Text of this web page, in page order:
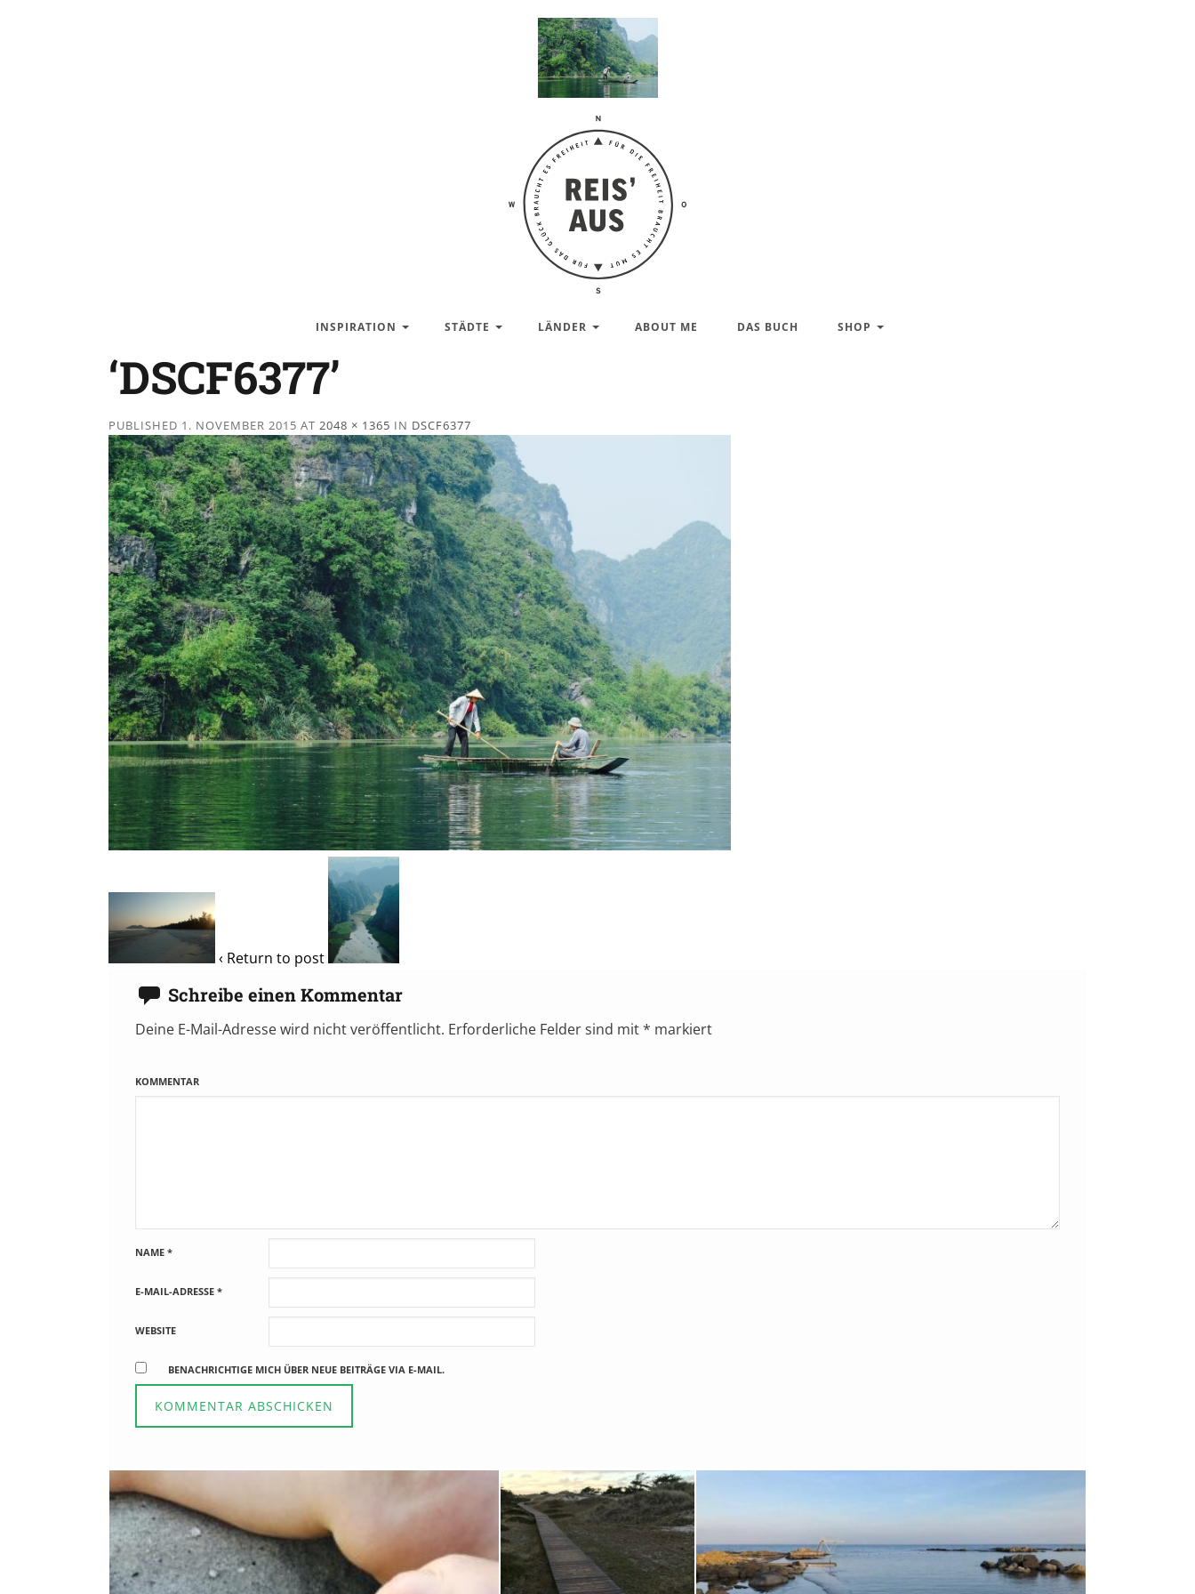
Reis'
aus –
Reiseblog
INSPIRATION STÄDTE LÄNDER ABOUT ME DAS BUCH SHOP
‘DSCF6377’
PUBLISHED 1. NOVEMBER 2015 AT 2048 × 1365 IN DSCF6377
‹ Return to post
Schreibe einen Kommentar
Deine E-Mail-Adresse wird nicht veröffentlicht. Erforderliche Felder sind mit* markiert
KOMMENTAR
NAME *
E-MAIL-ADRESSE *
WEBSITE
BENACHRICHTIGE MICH ÜBER NEUE BEITRÄGE VIA E-MAIL.
Fischland
12. FEBRUAR 2019
Bornholm
29. OKTOBER 2018